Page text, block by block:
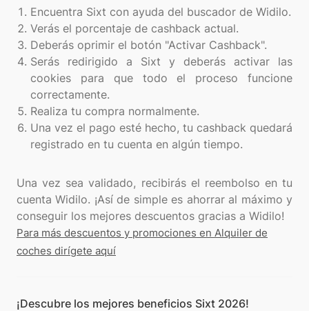
Encuentra Sixt con ayuda del buscador de Widilo.
Verás el porcentaje de cashback actual.
Deberás oprimir el botón "Activar Cashback".
Serás redirigido a Sixt y deberás activar las
cookies para que todo el proceso funcione
correctamente.
Realiza tu compra normalmente.
Una vez el pago esté hecho, tu cashback quedará
registrado en tu cuenta en algún tiempo.
Una vez sea validado, recibirás el reembolso en tu
cuenta Widilo. ¡Así de simple es ahorrar al máximo y
Para más descuentos y promociones en Alquiler de
coches dirígete aquí
¡Descubre los mejores beneficios Sixt 2026!